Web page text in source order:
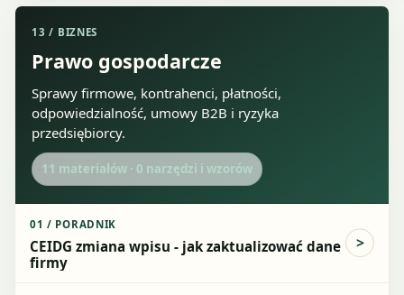
13 / BIZNES
Prawo gospodarcze
Sprawy firmowe, kontrahenci, płatności,
odpowiedzialność, umowy B2B i ryzyka
przedsiębiorcy.
11 materiałów · 0 narzędzi i wzorów
01 / PORADNIK
CEIDG zmiana wpisu - jak zaktualizować dane
firmy